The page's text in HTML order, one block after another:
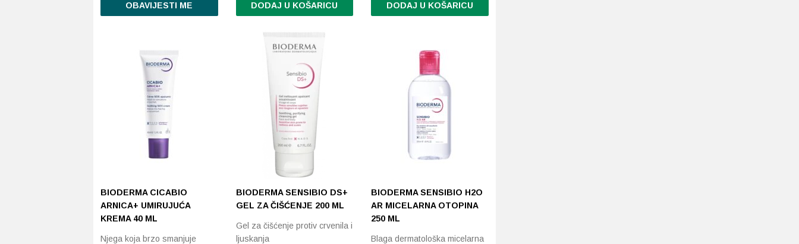
OBAVIJESTI ME DODAJ U KOŠARICU DODAJ U KOŠARICU
BIODERMA CICABIO
ARNICA+ UMIRUJUĆA
KREMA 40 ML
Njega koja brzo smanjuje
BIODERMA SENSIBIO DS+
GEL ZA ČIŠĆENJE 200 ML
Gel za čišćenje protiv crvenila i
ljuskanja
BIODERMA SENSIBIO H2O
AR MICELARNA OTOPINA
250 ML
Blaga dermatološka micelarna